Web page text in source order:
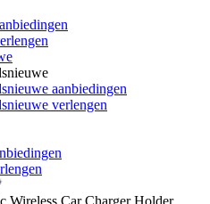
aanbiedingen
verlengen
Wireless Car Charger Holder